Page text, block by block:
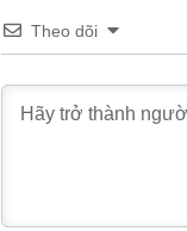
Theo dõi